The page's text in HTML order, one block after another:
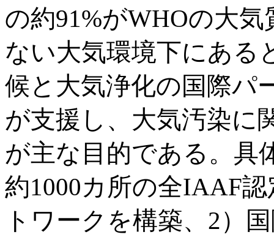
の約91%がWHOの大
ない大気環境下にある
候と大気浄化の国際パ
が支援し、大気汚染に
が主な目的である。具
約1000カ所の全IAAF
トワークを構築、2）